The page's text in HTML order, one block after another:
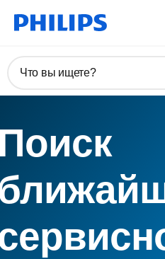
Что вы ищете?